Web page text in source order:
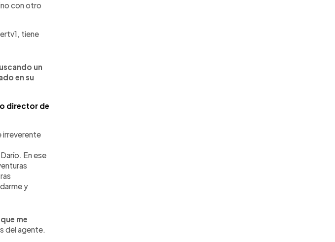
con otro
tiene
un
en su
director de
irreverente
En ese
y
me
del agente.